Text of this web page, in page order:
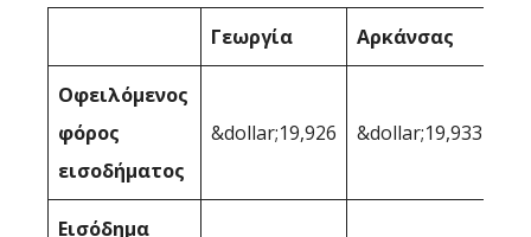
Γεωργία Αρκάνσας
Οφειλόμενος
φόρος
εισοδήματος
&dollar;19,926 &dollar;19,933
Εισόδημα